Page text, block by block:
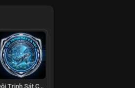
Đội Trinh Sát Cá Voi